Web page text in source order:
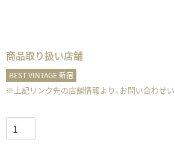
商品取り扱い店舗
BEST VINTAGE 新宿
※上記リンク先の店舗情報より、お問い合わせ